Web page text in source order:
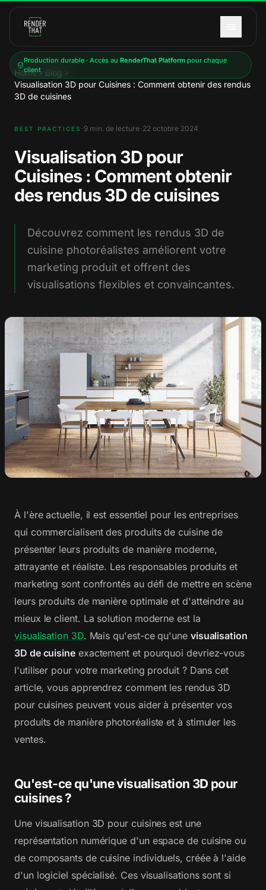
Production durable · Accès au RenderThat Platformpour chaque
client
Home
Blog
Visualisation 3D pour Cuisines : Comment obtenir des rendus
3D de cuisines
BEST PRACTICES · 9 min. de lecture· 22 octobre 2024
Visualisation 3D pour
Cuisines : Comment obtenir
des rendus 3D de cuisines
Découvrez comment les rendus 3D de
cuisine photoréalistes améliorent votre
marketing produit et offrent des
visualisations flexibles et convaincantes.
À l'ère actuelle, il est essentiel pour les entreprises
qui commercialisent des produits de cuisine de
présenter leurs produits de manière moderne,
attrayante et réaliste. Les responsables produits et
marketing sont confrontés au défi de mettre en scène
leurs produits de manière optimale et d'atteindre au
mieux le client. La solution moderne est la
visualisation 3D. Mais qu'est-ce qu'une visualisation
3D de cuisineexactement et pourquoi devriez-vous
l'utiliser pour votre marketing produit ? Dans cet
article, vous apprendrez comment les rendus 3D
pour cuisines peuvent vous aider à présenter vos
produits de manière photoréaliste et à stimuler les
ventes.
Qu'est-ce qu'une visualisation 3D pour
cuisines ?
Une visualisation 3D pour cuisines est une
représentation numérique d'un espace de cuisine ou
de composants de cuisine individuels, créée à l'aide
d'un logiciel spécialisé. Ces visualisations sont si